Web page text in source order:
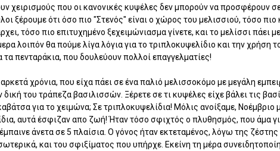
χειρισμούς που οι κανονικές κυψέλες δεν μπορούν να προσφέρουν
ξέρουμε ότι όσο πιο "Στενός" είναι ο χώρος του μελισσιού, τόσο πιο
τόσο πιο επιτυχημένο ξεχειμώνιασμα γίνετε, και το μελίσσι πάει
λοιπόν θα πούμε λίγα λόγια για το τριπλοκυψελίδιο και την χρήση
τα πενταράκια, που δουλεύουν πολλοί επαγγελματίες!
χρόνια, που είχα πάει σε ένα παλιό μελισσοκόμο με μεγάλη
δική του τράπεζα βασιλισσών. Ξέρετε σε τι κυψέλες είχε βάλει τις
για το χειμώνα; Σε τριπλοκυψελίδια! Μόλις ανοίξαμε, Νοέμβριο
αυτά έσφιζαν απο ζωή! Ήταν τόσο σφιχτός ο πλυθησμός, που άμα
άνετα σε 5 πλαίσια. Ο γόνος ήταν εκτεταμένος, λόγω της ζέστης
και του σφιξίματος που υπήρχε. Εκείνη τη μέρα